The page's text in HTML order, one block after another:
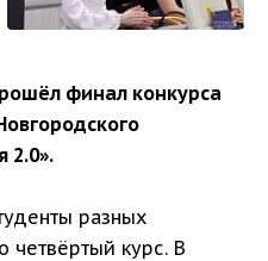
финал конкурса
2.0».
разных
четвёртый курс. В